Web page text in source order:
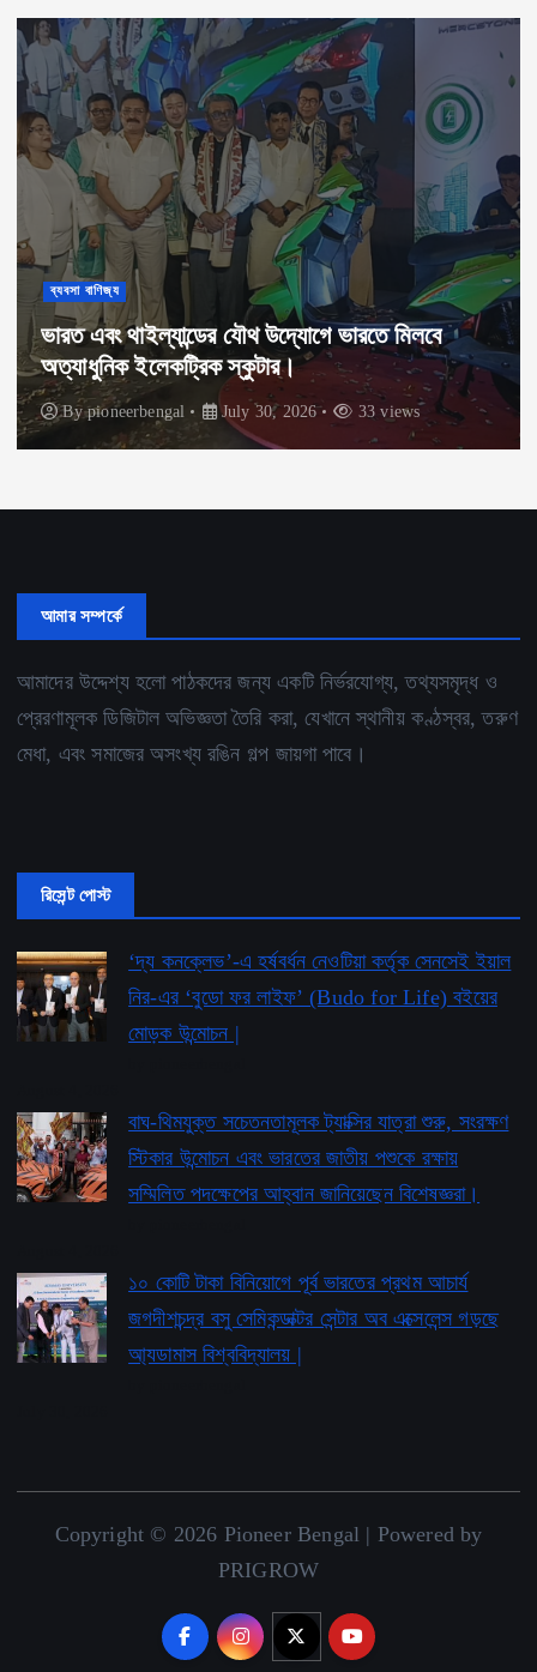
ব্যবসা বাণিজ্য
ভারত এবং থাইল্যান্ডের যৌথ উদ্যোগে ভারতে মিলবে
অত্যাধুনিক ইলেকট্রিক স্কুটার।
Bypioneerbengal July 30, 2026 33 views
আমার সম্পর্কে
আমাদের উদ্দেশ্য হলো পাঠকদের জন্য একটি নির্ভরযোগ্য, তথ্যসমৃদ্ধ ও
প্রেরণামূলক ডিজিটাল অভিজ্ঞতা তৈরি করা, যেখানে স্থানীয় কণ্ঠস্বর, তরুণ
মেধা, এবং সমাজের অসংখ্য রঙিন গল্প জায়গা পাবে।
রিসেন্ট পোস্ট
‘দ্য কনক্লেভ’-এ হর্ষবর্ধন নেওটিয়া কর্তৃক সেনসেই ইয়াল
নির-এর ‘বুডো ফর লাইফ’ ​​(Budo for Life) বইয়ের
মোড়ক উন্মোচন |
বাঘ-থিমযুক্ত সচেতনতামূলক ট্যাক্সির যাত্রা শুরু, সংরক্ষণ
স্টিকার উন্মোচন এবং ভারতের জাতীয় পশুকে রক্ষায়
সম্মিলিত পদক্ষেপের আহ্বান জানিয়েছেন বিশেষজ্ঞরা।
১০ কোটি টাকা বিনিয়োগে পূর্ব ভারতের প্রথম আচার্য
জগদীশচন্দ্র বসু সেমিকন্ডাক্টর সেন্টার অব এক্সেলেন্স গড়ছে
আ্যডামাস বিশ্ববিদ্যালয় |
Copyright © 2026 Pioneer Bengal | Powered by
PRIGROW